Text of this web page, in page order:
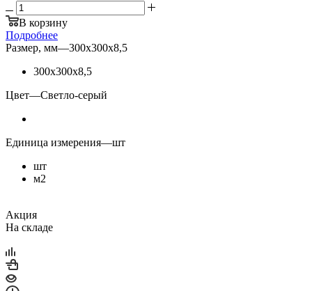
В корзину
Подробнее
Размер, мм—300х300х8,5
300х300х8,5
Цвет—Светло-серый
Единица измерения—шт
шт
м2
Акция
На складе